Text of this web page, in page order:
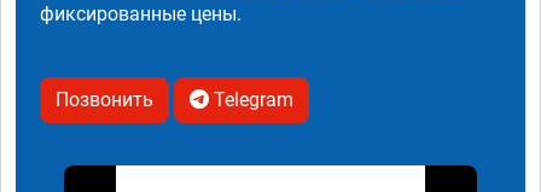
фиксированные цены.
Позвонить Telegram